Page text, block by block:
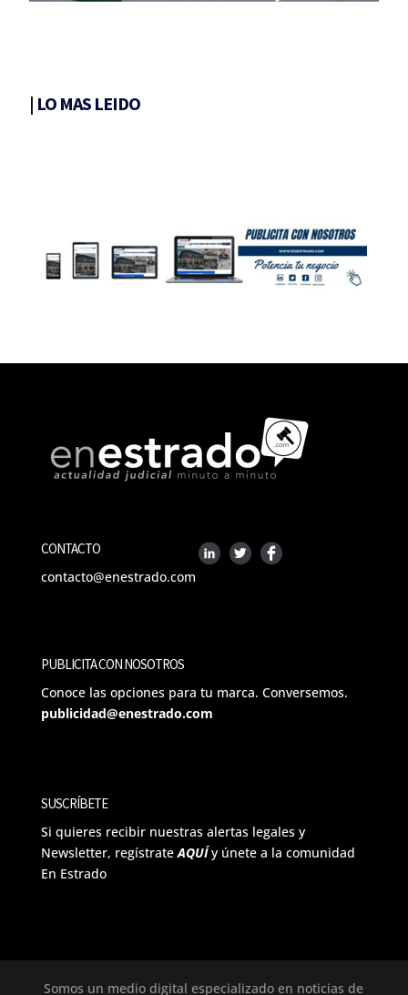
| LO MAS LEIDO
CONTACTO
contacto@enestrado.com
PUBLICITA CON NOSOTROS
Conoce las opciones para tu marca. Conversemos.
publicidad@enestrado.com
SUSCRÍBETE
Si quieres recibir nuestras alertas legales y
Newsletter, regístrateAQUÍ y únete a la comunidad
En Estrado
Somos un medio digital especializado en noticias de